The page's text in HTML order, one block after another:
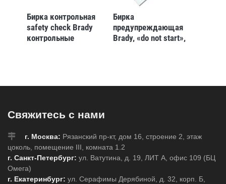
Бирка контрольная
safety check Brady
контрольные
Бирка
предупреждающая
Brady, «do not start»,
Свяжитесь с нами
г. Москва: Рязанский пр-кт, дом 16, строение 2, этаж
цоколь, помещение III, комната 1.2
г. Санкт-Петербург: ул. Ватутина, д. 19, ЛИТ А, офис 109 (БЦ
Омега)
г. Екатеринбург: ул. Серафимы Дерябиной, д. 32, корп. Б,